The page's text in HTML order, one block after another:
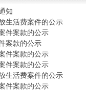
知
生活费案件的公示
件案款的公示
案款的公示
件案款的公示
件案款的公示
生活费案件的公示
件案款的公示